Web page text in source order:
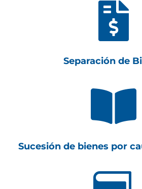

Separación de

Sucesión de bienes por